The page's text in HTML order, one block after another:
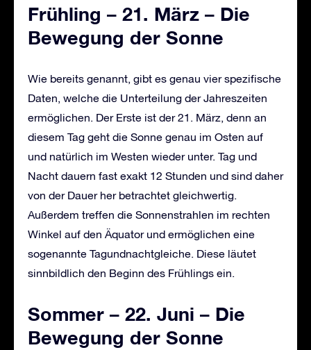
Frühling – 21. März – Die
Bewegung der Sonne
Wie bereits genannt, gibt es genau vier spezifische
Daten, welche die Unterteilung der Jahreszeiten
ermöglichen. Der Erste ist der 21. März, denn an
diesem Tag geht die Sonne genau im Osten auf
und natürlich im Westen wieder unter. Tag und
Nacht dauern fast exakt 12 Stunden und sind daher
von der Dauer her betrachtet gleichwertig.
Außerdem treffen die Sonnenstrahlen im rechten
Winkel auf den Äquator und ermöglichen eine
sogenannte Tagundnachtgleiche. Diese läutet
sinnbildlich den Beginn des Frühlings ein.
Sommer – 22. Juni – Die
Bewegung der Sonne